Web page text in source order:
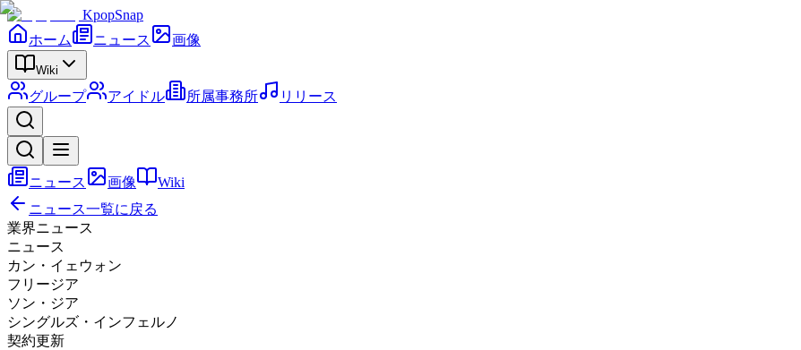
KpopSnap
ホーム
ニュース 画像
Wiki
グループ アイドル 所属事務所 リリース
ニュース 画像
Wiki
ニュース一覧に戻る
業界ニュース
ニュース
カン・イェウォン
フリージア
ソン・ジア
シングルズ・インフェルノ
契約更新